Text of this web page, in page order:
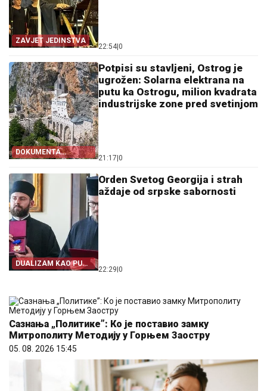
ZAVJET JEDINSTVA
22:54|0
DOKUMENTA
OTKRIVAJU
Potpisi su stavljeni, Ostrog je
ugrožen: Solarna elektrana na
putu ka Ostrogu, milion kvadrata
industrijske zone pred svetinjom
21:17|0
DUALIZAM KAO PUT
IZ SRPSTVA
Orden Svetog Georgija i strah
aždaje od srpske sabornosti
22:29|0
Сазнања „Политике”: Ко је поставио замку
Митрополиту Методију у Горњем Заостру
05. 08. 2026 15:45